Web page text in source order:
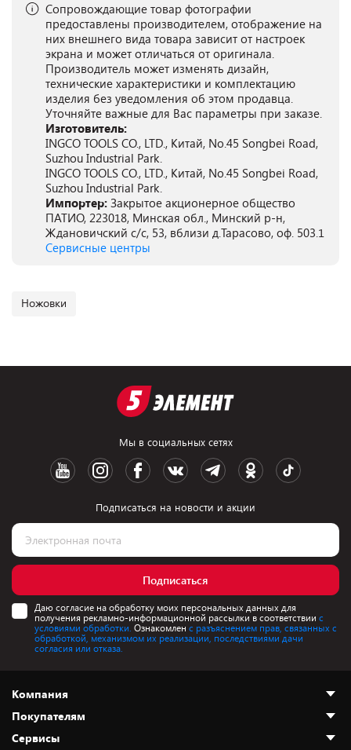
Сопровождающие товар фотографии
предоставлены производителем, отображение на
них внешнего вида товара зависит от настроек
экрана и может отличаться от оригинала.
Производитель может изменять дизайн,
технические характеристики и комплектацию
изделия без уведомления об этом продавца.
Уточняйте важные для Вас параметры при заказе.
Изготовитель:
INGCO TOOLS CO., LTD., Китай, No.45 Songbei Road,
Suzhou Industrial Park.
INGCO TOOLS CO., LTD., Китай, No.45 Songbei Road,
Suzhou Industrial Park.
Импортер: Закрытое акционерное общество
ПАТИО, 223018, Минская обл., Минский р-н,
Ждановичский с/с, 53, вблизи д.Тарасово, оф. 503.1
Сервисные центры
Ножовки
Мы в социальных сетях
Подписаться на новости и акции
Подписаться
Даю согласие на обработку моих персональных данных для
получения рекламно-информационной рассылки в соответствии с
условиями обработки. Ознакомлен с разъяснением прав, связанных с
обработкой, механизмом их реализации, последствиями дачи
согласия или отказа.
Компания
О нас
Покупателям
Сервисы